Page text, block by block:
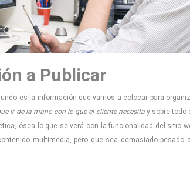
a Publicar
es la información que vamos a colocar para
ir de la mano con lo que el cliente necesitay sobre todo
ósea lo que se verá con la funcionalidad del sitio
multimedia, pero que sea demasiado pesado